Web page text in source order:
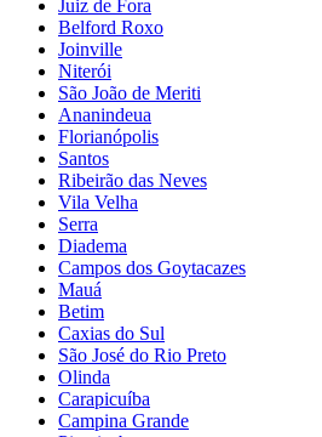
Juiz de Fora
Belford Roxo
Joinville
Niterói
São João de Meriti
Ananindeua
Florianópolis
Santos
Ribeirão das Neves
Vila Velha
Serra
Diadema
Campos dos Goytacazes
Mauá
Betim
Caxias do Sul
São José do Rio Preto
Olinda
Carapicuíba
Campina Grande